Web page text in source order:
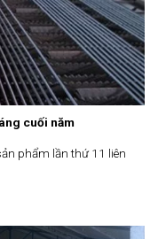
cuối năm
phẩm lần thứ 11 liên